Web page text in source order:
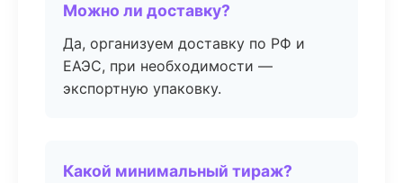
Можно ли доставку?
Да, организуем доставку по РФ и
ЕАЭС, при необходимости —
экспортную упаковку.
Какой минимальный тираж?